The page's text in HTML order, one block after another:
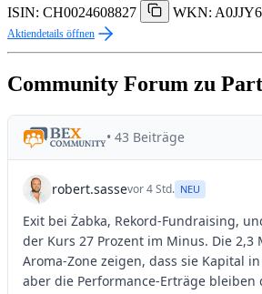
ISIN: CH0024608827
WKN: A0JJY6
Aktiendetails öffnen
Community Forum zu